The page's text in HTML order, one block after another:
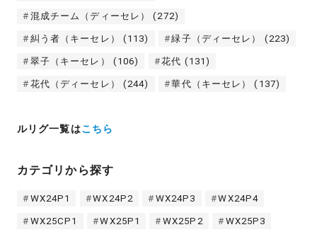
混成チーム（ディーセレ） (272)
糾う者（キーセレ） (113) 緑子（ディーセレ） (223)
翠子（キーセレ） (106) 花代 (131)
花代（ディーセレ） (244) 華代（キーセレ） (137)
ルリグ一覧はこちら
カテゴリから探す
WX24P1 WX24P2 WX24P3 WX24P4
WX25CP1 WX25P1 WX25P2 WX25P3